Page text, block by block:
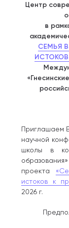
Центр
в
СЕМЬЯ
Приглашаем
научной
школы в
проекта
истоков к
2026 г.